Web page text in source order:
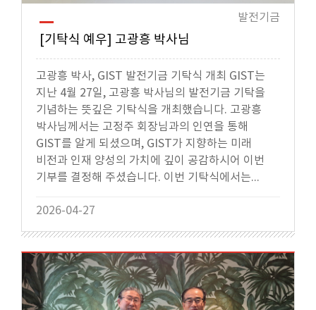
[기탁식 예우] 고광흥 박사님
고광흥 박사, GIST 발전기금 기탁식 개최 GIST는
지난 4월 27일, 고광흥 박사님의 발전기금 기탁을
기념하는 뜻깊은 기탁식을 개최했습니다. 고광흥
박사님께서는 고정주 회장님과의 인연을 통해
GIST를 알게 되셨으며, GIST가 지향하는 미래
비전과 인재 양성의 가치에 깊이 공감하시어 이번
기부를 결정해 주셨습니다. 이번 기탁식에서는...
2026-04-27
발전기금